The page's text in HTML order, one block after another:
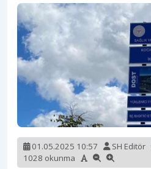
01.05.2025 10:57 SH Editör
1028 okunma